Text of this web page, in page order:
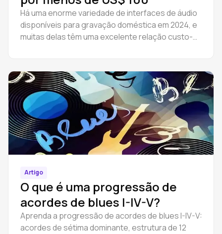
Há uma enorme variedade de interfaces de áudio
disponíveis para gravação doméstica em 2024, e
muitas delas têm uma excelente relação custo-
Artigo
O que é uma progressão de
acordes de blues I-IV-V?
Aprenda a progressão de acordes de blues I-IV-V:
acordes de sétima dominante, estrutura de 12